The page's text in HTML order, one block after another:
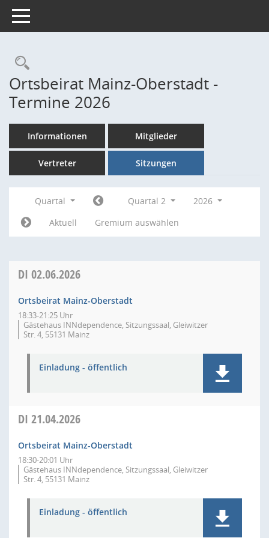
Toggle navigation
Rechercheauswahl
Ortsbeirat Mainz-Oberstadt -
Termine 2026
Informationen Mitglieder
Vertreter Sitzungen
Quartal Quartal 2
2026
Aktuell
Gremium auswählen
DI 02.06.2026
Ortsbeirat Mainz-Oberstadt
18:33-21:25 Uhr
Gästehaus INNdependence, Sitzungssaal, Gleiwitzer
Str. 4, 55131 Mainz
Einladung - öffentlich
DI 21.04.2026
Ortsbeirat Mainz-Oberstadt
18:30-20:01 Uhr
Gästehaus INNdependence, Sitzungssaal, Gleiwitzer
Str. 4, 55131 Mainz
Einladung - öffentlich